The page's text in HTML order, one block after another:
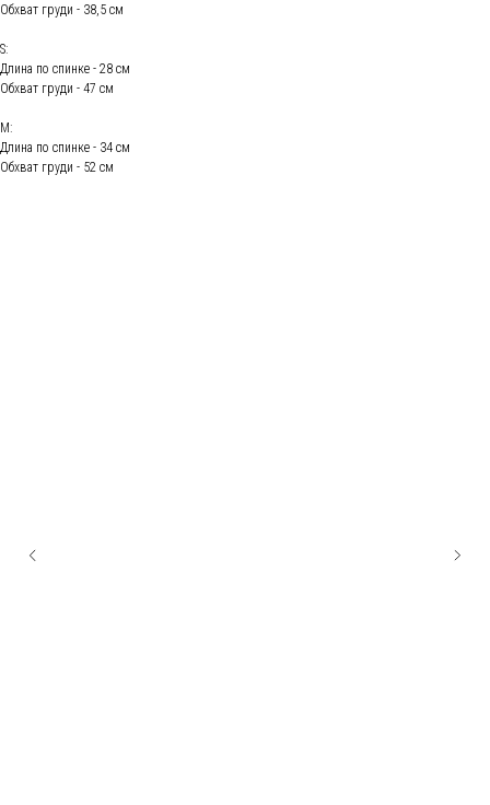
Обхват груди - 38,5 см
S:
Длина по спинке - 28 см
Обхват груди - 47 см
М:
Длина по спинке - 34 см
Обхват груди - 52 см